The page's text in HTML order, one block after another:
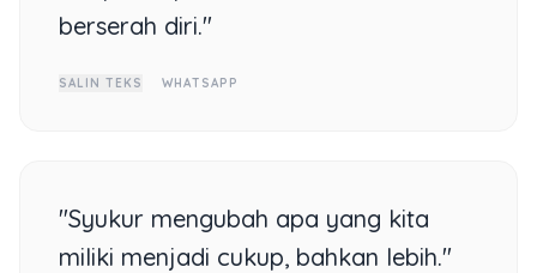
berserah diri."
SALIN TEKS WHATSAPP
"Syukur mengubah apa yang kita
miliki menjadi cukup, bahkan lebih."